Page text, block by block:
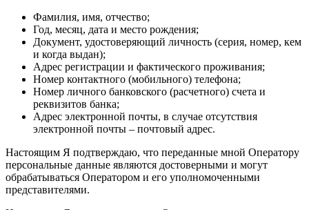
Фамилия, имя, отчество;
Год, месяц, дата и место рождения;
Документ, удостоверяющий личность (серия, номер, кем
и когда выдан);
Адрес регистрации и фактического проживания;
Номер контактного (мобильного) телефона;
Номер личного банковского (расчетного) счета и
реквизитов банка;
Адрес электронной почты, в случае отсутствия
электронной почты – почтовый адрес.
Настоящим Я подтверждаю, что переданные мной Оператору
персональные данные являются достоверными и могут
обрабатываться Оператором и его уполномоченными
представителями.